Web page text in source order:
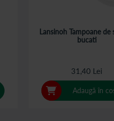
Lansinoh Tampoane de
bucati
31,40 Lei
Adaugă în